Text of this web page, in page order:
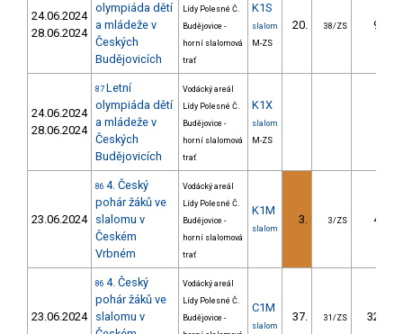
24.06.2024
28.06.2024
olympiáda dětí
a mládeže v
Českých
Budějovicích
Lídy Polesné Č.
Budějovice -
horní slalomová
trať
K1S
slalom
M-ZS
20. 38/ZS 9.92
24.06.2024
28.06.2024
87 Letní
olympiáda dětí
a mládeže v
Českých
Budějovicích
Vodácký areál
Lídy Polesné Č.
Budějovice -
horní slalomová
trať
K1X
slalom
M-ZS
23.06.2024
86 4. Český
pohár žáků ve
slalomu v
Českém
Vrbném
Vodácký areál
Lídy Polesné Č.
Budějovice -
horní slalomová
trať
K1M
slalom
3. 3/ZS 4.07
23.06.2024
86 4. Český
pohár žáků ve
slalomu v
Vodácký areál
Lídy Polesné Č.
Budějovice -
C1M
slalom
37. 31/ZS 32.73